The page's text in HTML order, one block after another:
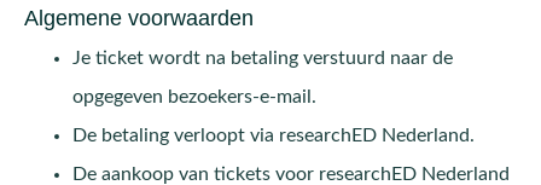
Algemene voorwaarden
Je ticket wordt na betaling verstuurd naar de
opgegeven bezoekers-e-mail.
De betaling verloopt via researchED Nederland.
De aankoop van tickets voor researchED Nederland